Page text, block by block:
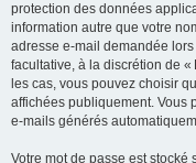
protection des données
information autre que votre
adresse e-mail demandée
facultative, à la discrétion de «
les cas, vous pouvez choisir
affichées publiquement. Vous
e-mails générés
Votre mot de passe est